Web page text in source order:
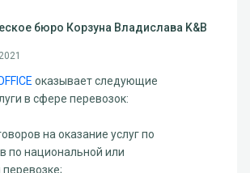
бюро Корзуна Владислава K&B
оказывает следующие
в сфере перевозок:
на оказание услуг по
по национальной или